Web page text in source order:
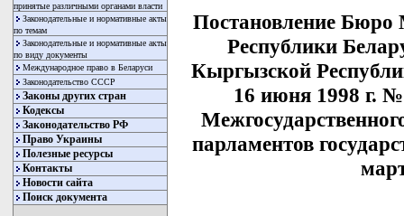
принятые различными органами власти
Законодательные и нормативные акты
по темам
Законодательные и нормативные акты
по виду документы
Международное право в Беларуси
Законодательство СССР
Законы других стран
Кодексы
Законодательство РФ
Право Украины
Полезные ресурсы
Контакты
Новости сайта
Поиск документа
Постановление Бюро
Республики
Кыргызской
16 июня 1998 г.
парламентов